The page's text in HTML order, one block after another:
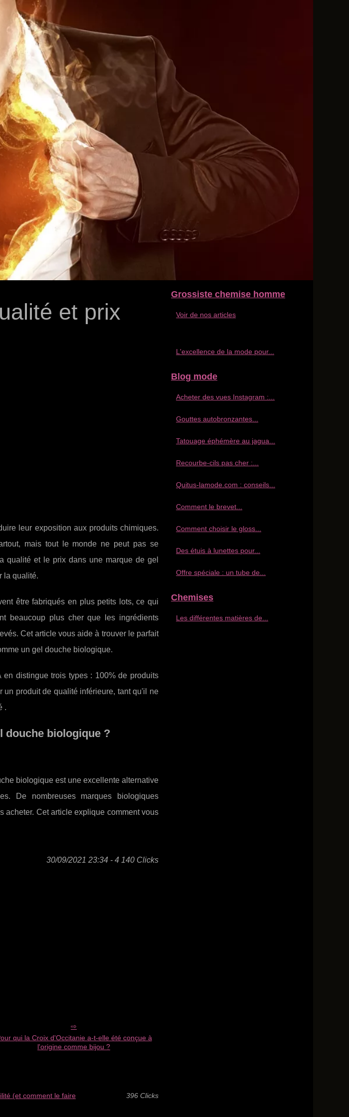
et prix
leur exposition aux produits chimiques.
mais tout le monde ne peut pas se
qualité et le prix dans une marque de gel
la qualité.
être fabriqués en plus petits lots, ce qui
beaucoup plus cher que les ingrédients
Cet article vous aide à trouver le parfait
un gel douche biologique.
en distingue trois types : 100% de produits
un produit de qualité inférieure, tant qu'il ne
.
douche biologique ?
biologique est une excellente alternative
De nombreuses marques biologiques
acheter. Cet article explique comment vous
30/09/2021 23:34 - 4 140 Clicks
qui la Croix d'Occitanie a-t-elle été conçue à
l'origine comme bijou ?
(et comment le faire
396 Clicks
Grossiste chemise homme
Voir de nos articles
L'excellence de la mode pour...
Blog mode
Acheter des vues Instagram :...
Gouttes autobronzantes...
Tatouage éphémère au jagua...
Recourbe‑cils pas cher :...
Quitus-lamode.com : conseils...
Comment le brevet...
Comment choisir le gloss...
Des étuis à lunettes pour...
Offre spéciale : un tube de...
Chemises
Les différentes matières de...